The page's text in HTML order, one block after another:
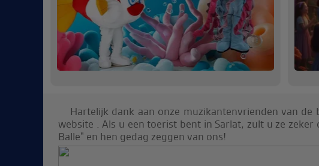
Hartelijk dank aan onze muzikantenvrienden van de
website . Als u een toerist bent in Sarlat, zult u ze
Balle" en hen gedag zeggen van ons!